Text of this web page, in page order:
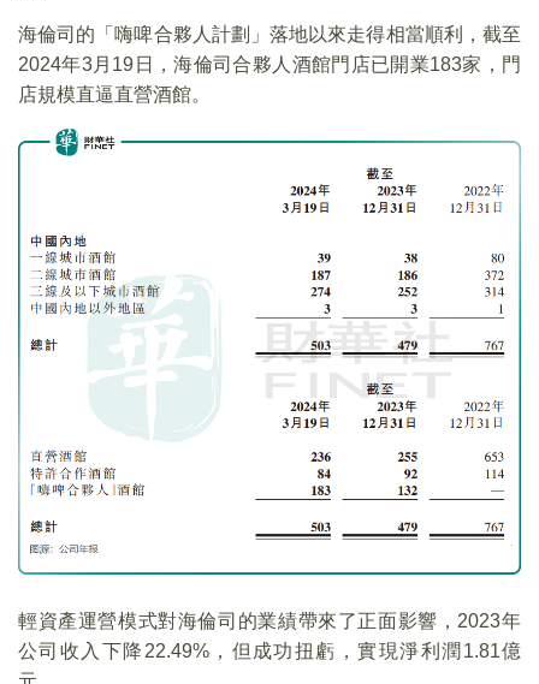
海倫司的「嗨啤合夥人計劃」落地以來走得相當順利，截至
2024年3月19日，海倫司合夥人酒館門店已開業183家，門
店規模直逼直營酒館。
輕資產運營模式對海倫司的業績帶來了正面影響，2023年
公司收入下降22.49%，但成功扭虧，實現淨利潤1.81億